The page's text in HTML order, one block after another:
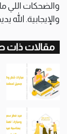
والضحكات اللي
والإيجابية. الله
مقالات ذات